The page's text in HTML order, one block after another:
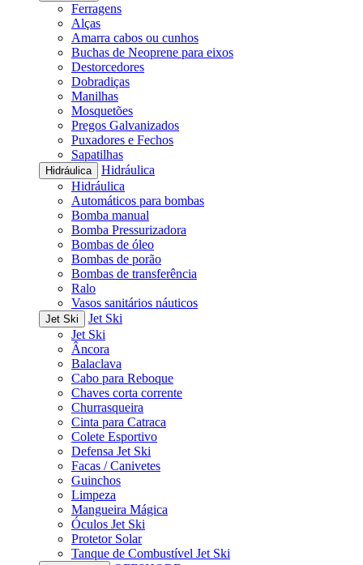
Ferragens
Alças
Amarra cabos ou cunhos
Buchas de Neoprene para eixos
Destorcedores
Dobradiças
Manilhas
Mosquetões
Pregos Galvanizados
Puxadores e Fechos
Sapatilhas
Hidráulica
Hidráulica
Hidráulica
Automáticos para bombas
Bomba manual
Bomba Pressurizadora
Bombas de óleo
Bombas de porão
Bombas de transferência
Ralo
Vasos sanitários náuticos
Jet Ski
Jet Ski
Jet Ski
Âncora
Balaclava
Cabo para Reboque
Chaves corta corrente
Churrasqueira
Cinta para Catraca
Colete Esportivo
Defensa Jet Ski
Facas / Canivetes
Guinchos
Limpeza
Mangueira Mágica
Óculos Jet Ski
Protetor Solar
Tanque de Combustível Jet Ski